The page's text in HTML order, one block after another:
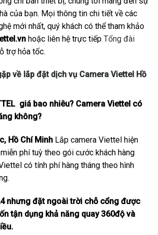
của bạn. Mọi thông tin chi tiết về các
mới nhất, quý khách có thể tham khảo
hoặc liên hệ trực tiếp Tổng đài
trợ hỏa tốc.
về lắp đặt dịch vụ Camera Viettel Hồ
giá bao nhiêu? Camera Viettel có
không?
Hồ Chí Minh Lắp camera Viettel hiện
phí tuỳ theo gói cước khách hàng
có tính phí hàng tháng theo hình
nhưng đặt ngoài trời chỗ cổng được
tận dụng khả năng quay 360độ và